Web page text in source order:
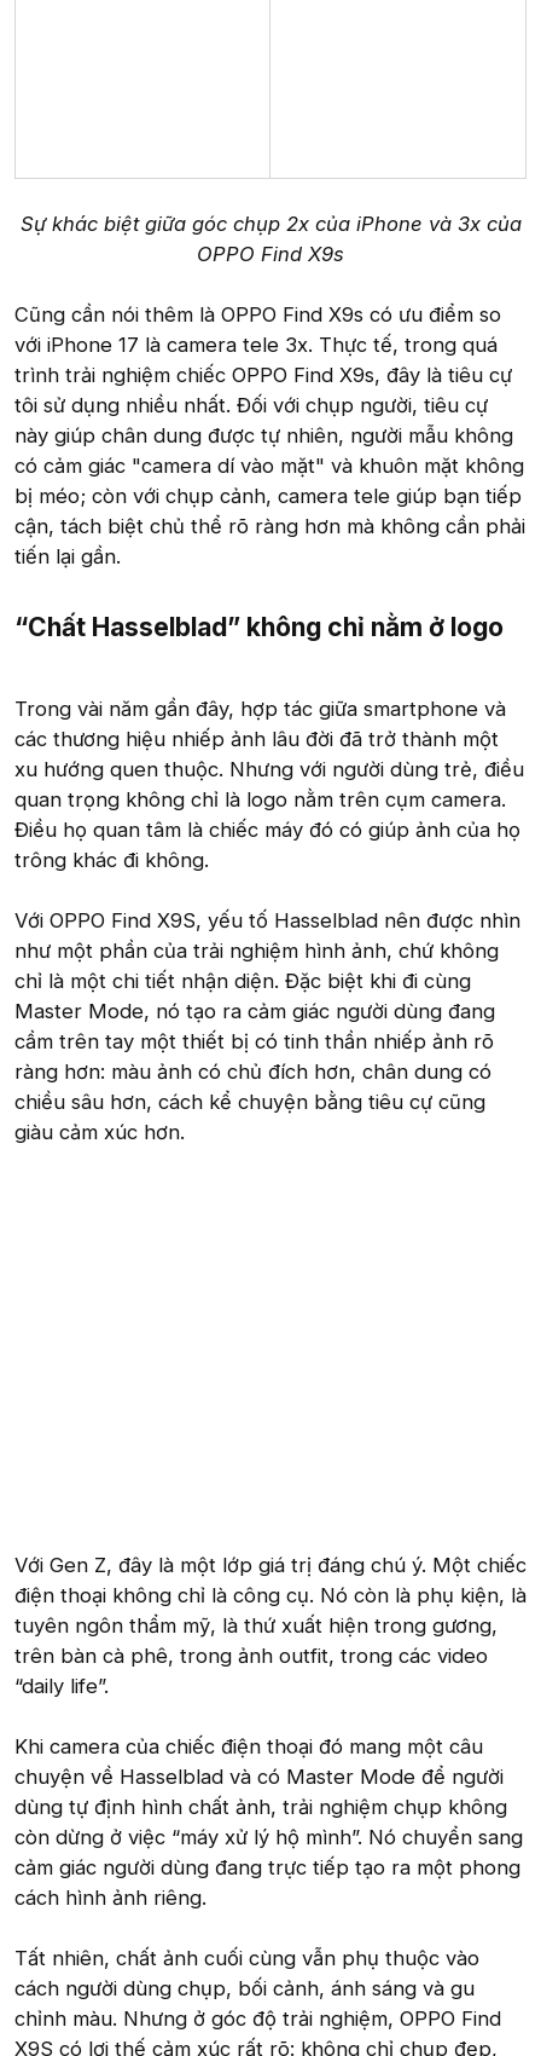
Sự khác biệt giữa góc chụp 2x của iPhone và 3x của
OPPO Find X9s
Cũng cần nói thêm là OPPO Find X9s có ưu điểm so
với iPhone 17 là camera tele 3x. Thực tế, trong quá
trình trải nghiệm chiếc OPPO Find X9s, đây là tiêu cự
tôi sử dụng nhiều nhất. Đối với chụp người, tiêu cự
này giúp chân dung được tự nhiên, người mẫu không
có cảm giác "camera dí vào mặt" và khuôn mặt không
bị méo; còn với chụp cảnh, camera tele giúp bạn tiếp
cận, tách biệt chủ thể rõ ràng hơn mà không cần phải
tiến lại gần.
“Chất Hasselblad” không chỉ nằm ở logo​
Trong vài năm gần đây, hợp tác giữa smartphone và
các thương hiệu nhiếp ảnh lâu đời đã trở thành một
xu hướng quen thuộc. Nhưng với người dùng trẻ, điều
quan trọng không chỉ là logo nằm trên cụm camera.
Điều họ quan tâm là chiếc máy đó có giúp ảnh của họ
trông khác đi không.
Với OPPO Find X9S, yếu tố Hasselblad nên được nhìn
như một phần của trải nghiệm hình ảnh, chứ không
chỉ là một chi tiết nhận diện. Đặc biệt khi đi cùng
Master Mode, nó tạo ra cảm giác người dùng đang
cầm trên tay một thiết bị có tinh thần nhiếp ảnh rõ
ràng hơn: màu ảnh có chủ đích hơn, chân dung có
chiều sâu hơn, cách kể chuyện bằng tiêu cự cũng
giàu cảm xúc hơn.
Với Gen Z, đây là một lớp giá trị đáng chú ý. Một chiếc
điện thoại không chỉ là công cụ. Nó còn là phụ kiện, là
tuyên ngôn thẩm mỹ, là thứ xuất hiện trong gương,
trên bàn cà phê, trong ảnh outfit, trong các video
“daily life”.
Khi camera của chiếc điện thoại đó mang một câu
chuyện về Hasselblad và có Master Mode để người
dùng tự định hình chất ảnh, trải nghiệm chụp không
còn dừng ở việc “máy xử lý hộ mình”. Nó chuyển sang
cảm giác người dùng đang trực tiếp tạo ra một phong
cách hình ảnh riêng.
Tất nhiên, chất ảnh cuối cùng vẫn phụ thuộc vào
cách người dùng chụp, bối cảnh, ánh sáng và gu
chỉnh màu. Nhưng ở góc độ trải nghiệm, OPPO Find
X9S có lợi thế cảm xúc rất rõ: không chỉ chụp đẹp,